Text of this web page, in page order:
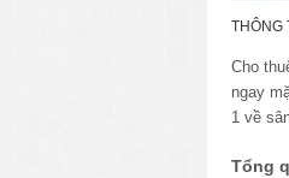
THÔNG
Cho
ngay
1 về
Tổng